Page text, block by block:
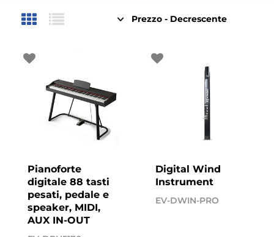
Pianoforte
digitale 88 tasti
pesati, pedale e
speaker, MIDI,
AUX IN-OUT
Digital Wind
Instrument
EV-DWIN-PRO